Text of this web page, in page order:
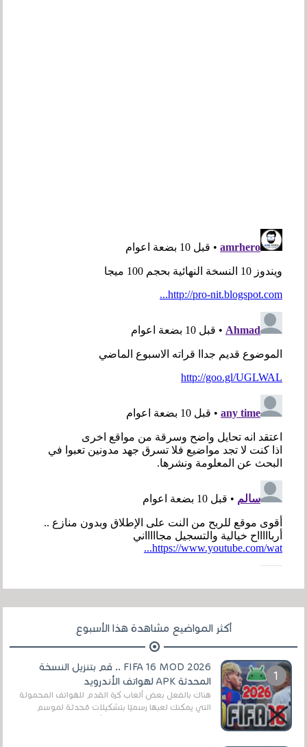
أكثر المواضيع مشاهدة هذا الأسبوع
FIFA 16 MOD 2026 .. قم بتنزيل النسخة
المحدثة APK لهواتف الأندرويد
هناك بالفعل بعض ألعاب كرة القدم للهواتف المحمولة
التي يمكنك لعبها رسميًا بتشكيلات مُحدثة لموسم